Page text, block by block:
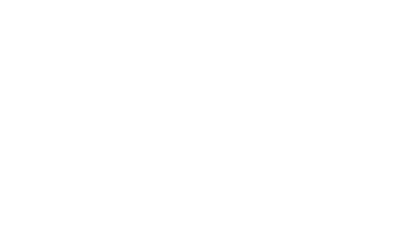
im Februar 2025!